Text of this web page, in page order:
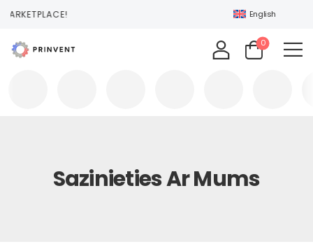
English
0
Sazinieties Ar Mums